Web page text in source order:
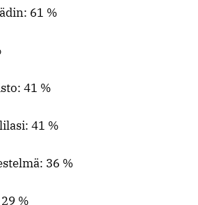
61 %
41 %
41 %
36 %
%